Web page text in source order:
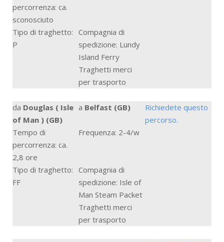
percorrenza: ca.
sconosciuto
Tipo di traghetto:
P
Compagnia di
spedizione: Lundy
Island Ferry
Traghetti merci
per trasporto
da Douglas ( Isle
of Man ) (GB)
a Belfast (GB)
Richiedete questo
percorso.
Tempo di
percorrenza: ca.
2,8 ore
Frequenza: 2-4/w
Tipo di traghetto:
FF
Compagnia di
spedizione: Isle of
Man Steam Packet
Traghetti merci
per trasporto